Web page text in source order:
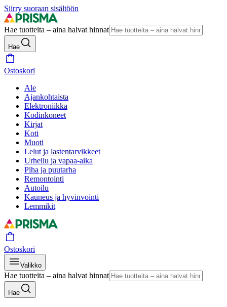
Siirry suoraan sisältöön
Hae tuotteita – aina halvat hinnat
Hae
Ostoskori
Ale
Ajankohtaista
Elektroniikka
Kodinkoneet
Kirjat
Koti
Muoti
Lelut ja lastentarvikkeet
Urheilu ja vapaa-aika
Piha ja puutarha
Remontointi
Autoilu
Kauneus ja hyvinvointi
Lemmikit
Ostoskori
Valikko
Hae tuotteita – aina halvat hinnat
Hae